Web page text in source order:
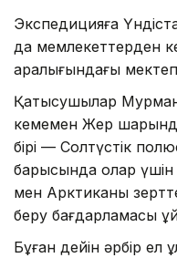
Экспедицияға
да мемлекеттерден
аралығындағы
Қатысушылар
кемемен Жер
бірі — Солтүстік
барысында олар
мен Арктиканы
беру бағдарламасы
Бұған дейін әрбір ел